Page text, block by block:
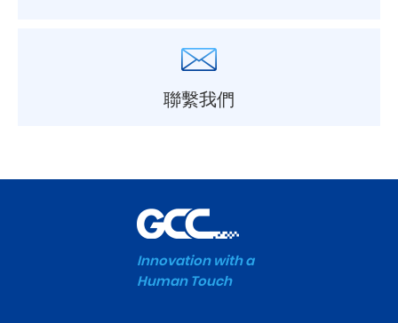
聯繫我們
Innovation with a
Human Touch